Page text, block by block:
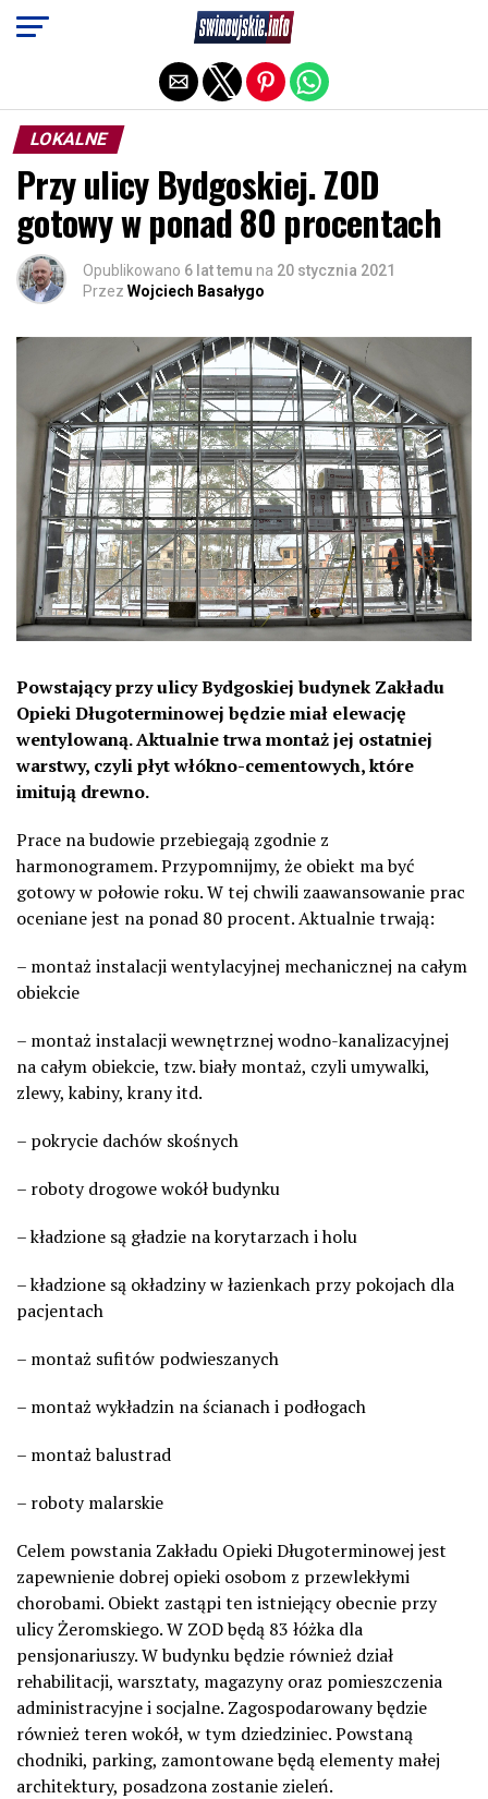
LOKALNE
Przy ulicy Bydgoskiej. ZOD
gotowy w ponad 80 procentach
Opublikowano 6 lat temu na 20 stycznia 2021
Przez Wojciech Basałygo
Powstający przy ulicy Bydgoskiej budynek Zakładu
Opieki Długoterminowej będzie miał elewację
wentylowaną. Aktualnie trwa montaż jej ostatniej
warstwy, czyli płyt włókno-cementowych, które
imitują drewno.
Prace na budowie przebiegają zgodnie z
harmonogramem. Przypomnijmy, że obiekt ma być
gotowy w połowie roku. W tej chwili zaawansowanie prac
oceniane jest na ponad 80 procent. Aktualnie trwają:
– montaż instalacji wentylacyjnej mechanicznej na całym
obiekcie
– montaż instalacji wewnętrznej wodno-kanalizacyjnej
na całym obiekcie, tzw. biały montaż, czyli umywalki,
zlewy, kabiny, krany itd.
– pokrycie dachów skośnych
– roboty drogowe wokół budynku
– kładzione są gładzie na korytarzach i holu
– kładzione są okładziny w łazienkach przy pokojach dla
pacjentach
– montaż sufitów podwieszanych
– montaż wykładzin na ścianach i podłogach
– montaż balustrad
– roboty malarskie
Celem powstania Zakładu Opieki Długoterminowej jest
zapewnienie dobrej opieki osobom z przewlekłymi
chorobami. Obiekt zastąpi ten istniejący obecnie przy
ulicy Żeromskiego. W ZOD będą 83 łóżka dla
pensjonariuszy. W budynku będzie również dział
rehabilitacji, warsztaty, magazyny oraz pomieszczenia
administracyjne i socjalne. Zagospodarowany będzie
również teren wokół, w tym dziedziniec. Powstaną
chodniki, parking, zamontowane będą elementy małej
architektury, posadzona zostanie zieleń.
Exit mobile version